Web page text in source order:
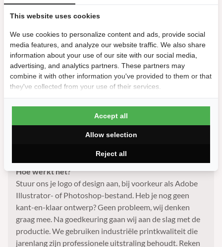
Populair bij bureaus, merken en ondernemers
voetbaltafels als interactieve activatie op beurzen en
evenementen. Niemand loopt door zonder even te
spelen, en dat levert waardevolle standtijd op.
Incentive- en promotiebedrijven zetten ze in als
premium weggevers die dagelijks gebruikt worden, in
plaats van in een la te verdwijnen. Marketingmanagers
bij grote merken bestellen ze voor kantoor, showroom
of klantevents. Merken als Chupa Chups, Jumbo, DHL,
Ajax Foundation en HEMA gingen je al voor. Ook als
spel brengen. Bestellen kan al vanaf één stuk.
Hoe werkt het?
Stuur ons je logo of design aan, bij voorkeur als Adobe
Illustrator- of Photoshop-bestand. Heb je nog geen
kant-en-klaar ontwerp? Geen probleem, wij denken
graag mee. Na goedkeuring gaan wij aan de slag met de
productie. We gebruiken industriële printkwaliteit die
jarenlang zijn professionele uitstraling behoudt. Reken
This website uses cookies
We use cookies to personalize content and ads, provide social
media features, and analyze our website traffic. We also share
information about your use of our site with our social media,
advertising, and analytics partners. These partners may
combine it with other information you've provided to them or that
they've collected from your use of their services.
Reject all
Allow selection
Accept all